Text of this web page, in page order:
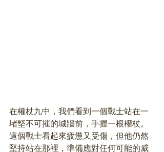
在權杖九中，我們看到一個戰士站在一
堵堅不可摧的城牆前，手握一根權杖。
這個戰士看起來疲憊又受傷，但他仍然
堅持站在那裡，準備應對任何可能的威